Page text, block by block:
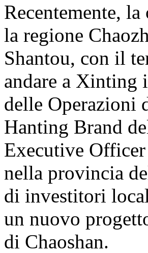
Recentemente,
la regione
Shantou, con il
andare a Xinting
delle Operazioni
Hanting Brand
Executive
nella provincia
di investitori
un nuovo
di Chaoshan.